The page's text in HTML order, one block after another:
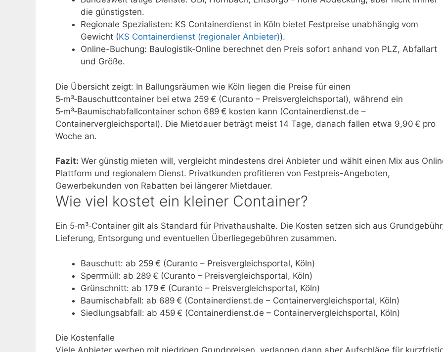
die günstigsten.
Regionale Spezialisten: KS Containerdienst in Köln bietet Festpreise unabhängig vom
Gewicht (KS Containerdienst (regionaler Anbieter)).
Online-Buchung: Baulogistik‑Online berechnet den Preis sofort anhand von PLZ, Abfallart
und Größe.
Die Übersicht zeigt: In Ballungsräumen wie Köln liegen die Preise für einen
5‑m³‑Bauschuttcontainer bei etwa 259 € (Curanto – Preisvergleichsportal), während ein
5‑m³‑Baumischabfallcontainer schon 689 € kosten kann (Containerdienst.de –
Containervergleichsportal). Die Mietdauer beträgt meist 14 Tage, danach fallen etwa 9,90 € pro
Woche an.
Fazit: Wer günstig mieten will, vergleicht mindestens drei Anbieter und wählt einen Mix aus
Plattform und regionalem Dienst. Privatkunden profitieren von Festpreis-Angeboten,
Gewerbekunden von Rabatten bei längerer Mietdauer.
Wie viel kostet ein kleiner Container?
Ein 5‑m³‑Container gilt als Standard für Privathaushalte. Die Kosten setzen sich aus
Lieferung, Entsorgung und eventuellen Überliegegebühren zusammen.
Bauschutt: ab 259 € (Curanto – Preisvergleichsportal, Köln)
Sperrmüll: ab 289 € (Curanto – Preisvergleichsportal, Köln)
Grünschnitt: ab 179 € (Curanto – Preisvergleichsportal, Köln)
Baumischabfall: ab 689 € (Containerdienst.de – Containervergleichsportal, Köln)
Siedlungsabfall: ab 459 € (Containerdienst.de – Containervergleichsportal, Köln)
Die Kostenfalle